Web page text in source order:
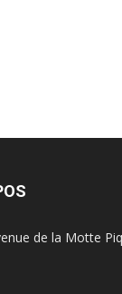
de la Motte